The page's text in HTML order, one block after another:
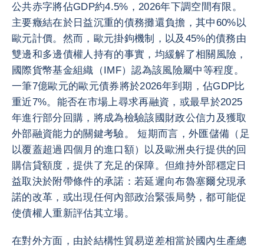
公共赤字將佔GDP約4.5%，2026年下調空間有限。
主要癥結在於日益沉重的債務攤還負擔，其中60%以
歐元計價。然而，歐元掛鉤機制，以及45%的債務由
雙邊和多邊債權人持有的事實，均緩解了相關風險，
國際貨幣基金組織（IMF）認為該風險屬中等程度。
一筆7億歐元的歐元債券將於2026年到期，佔GDP比
重近7%。能否在市場上尋求再融資，或最早於2025
年進行部分回購，將成為檢驗該國財政公信力及獲取
外部融資能力的關鍵考驗。 短期而言，外匯儲備（足
以覆蓋超過四個月的進口額）以及歐洲央行提供的回
購信貸額度，提供了充足的保障。但維持外部穩定日
益取決於附帶條件的承諾：若延遲向布魯塞爾兌現承
諾的改革，或出現任何內部政治緊張局勢，都可能促
使債權人重新評估其立場。
在對外方面，由於結構性貿易逆差相當於國內生產總